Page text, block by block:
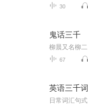
30
鬼话三千
67
英语三千词